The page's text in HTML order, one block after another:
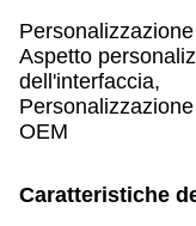
Aspetto
dell'interfaccia,
OEM
Caratteristiche